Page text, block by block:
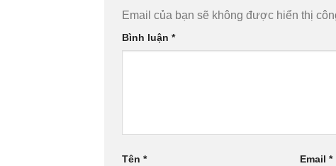
Email của bạn sẽ không được hiển thị
Bình luận *
Tên * Email *